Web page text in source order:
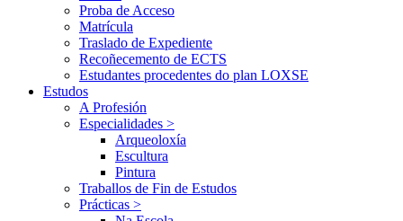
Proba de Acceso
Matrícula
Traslado de Expediente
Recoñecemento de ECTS
Estudantes procedentes do plan LOXSE
Estudos
A Profesión
Especialidades >
Arqueoloxía
Escultura
Pintura
Traballos de Fin de Estudos
Prácticas >